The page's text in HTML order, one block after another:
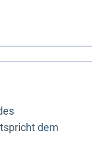
dem